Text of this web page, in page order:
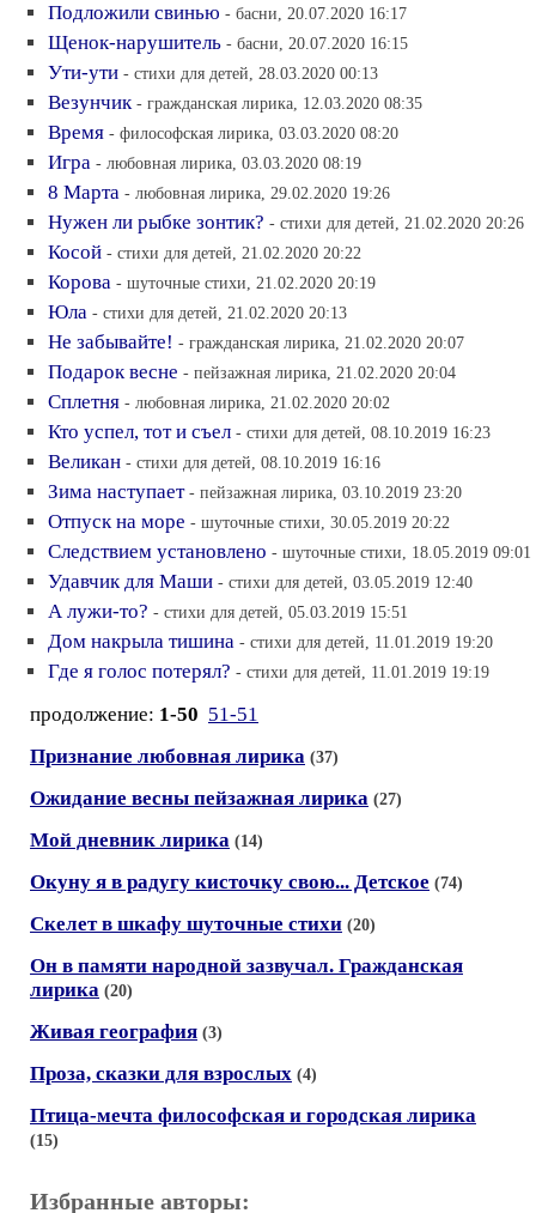
Подложили свинью - басни, 20.07.2020 16:17
Щенок-нарушитель - басни, 20.07.2020 16:15
Ути-ути - стихи для детей, 28.03.2020 00:13
Везунчик - гражданская лирика, 12.03.2020 08:35
Время - философская лирика, 03.03.2020 08:20
Игра - любовная лирика, 03.03.2020 08:19
8 Марта - любовная лирика, 29.02.2020 19:26
Нужен ли рыбке зонтик? - стихи для детей, 21.02.2020 20:26
Косой - стихи для детей, 21.02.2020 20:22
Корова - шуточные стихи, 21.02.2020 20:19
Юла - стихи для детей, 21.02.2020 20:13
Не забывайте! - гражданская лирика, 21.02.2020 20:07
Подарок весне - пейзажная лирика, 21.02.2020 20:04
Сплетня - любовная лирика, 21.02.2020 20:02
Кто успел, тот и съел - стихи для детей, 08.10.2019 16:23
Великан - стихи для детей, 08.10.2019 16:16
Зима наступает - пейзажная лирика, 03.10.2019 23:20
Отпуск на море - шуточные стихи, 30.05.2019 20:22
Следствием установлено - шуточные стихи, 18.05.2019 09:01
Удавчик для Маши - стихи для детей, 03.05.2019 12:40
А лужи-то? - стихи для детей, 05.03.2019 15:51
Дом накрыла тишина - стихи для детей, 11.01.2019 19:20
Где я голос потерял? - стихи для детей, 11.01.2019 19:19
продолжение: 1-50 51-51
Признание любовная лирика (37)
Ожидание весны пейзажная лирика (27)
Мой дневник лирика (14)
Окуну я в радугу кисточку свою... Детское (74)
Скелет в шкафу шуточные стихи (20)
Он в памяти народной зазвучал. Гражданская
лирика (20)
Живая география (3)
Проза, сказки для взрослых (4)
Птица-мечта философская и городская лирика
(15)
Избранные авторы: